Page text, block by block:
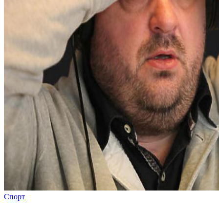
Спорт